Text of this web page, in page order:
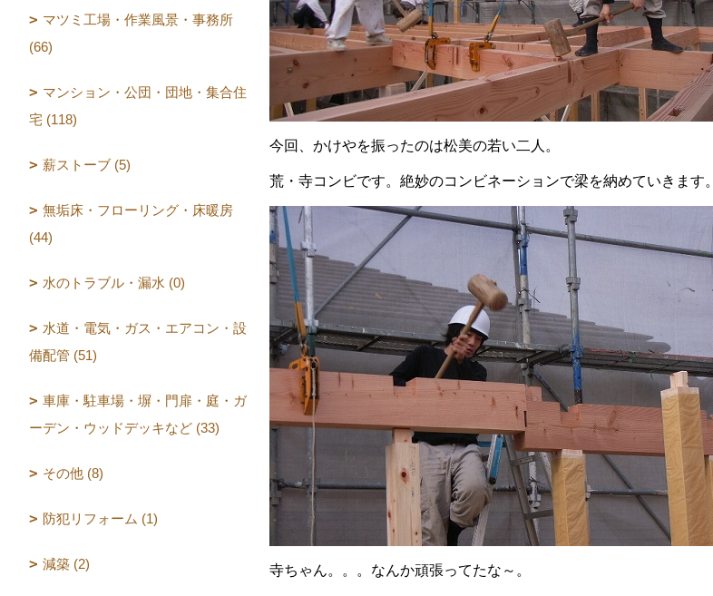
今回、かけやを振ったのは松美の若い二人。
荒・寺コンビです。絶妙のコンビネーションで梁を納めていきます。
寺ちゃん。。。なんか頑張ってたな～。
マツミ工場・作業風景・事務所
(66)
マンション・公団・団地・集合住
宅 (118)
薪ストーブ (5)
無垢床・フローリング・床暖房
(44)
水のトラブル・漏水 (0)
水道・電気・ガス・エアコン・設
備配管 (51)
車庫・駐車場・塀・門扉・庭・ガ
ーデン・ウッドデッキなど (33)
その他 (8)
防犯リフォーム (1)
減築 (2)